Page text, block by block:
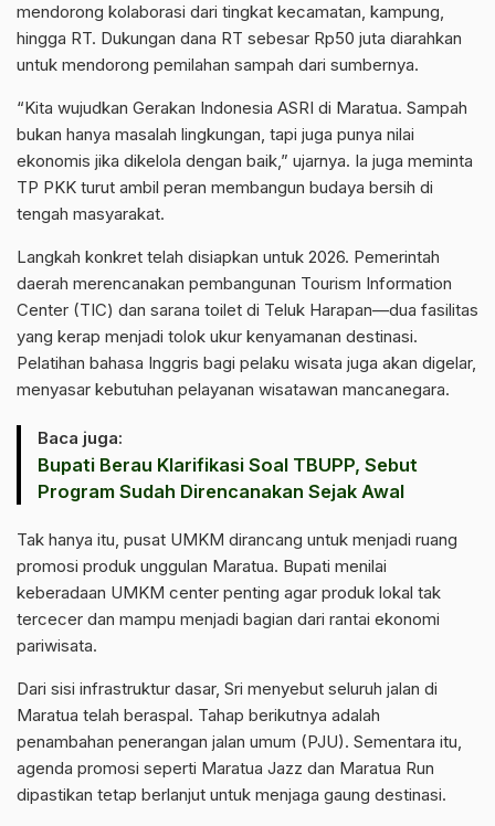
mendorong kolaborasi dari tingkat kecamatan, kampung,
hingga RT. Dukungan dana RT sebesar Rp50 juta diarahkan
untuk mendorong pemilahan sampah dari sumbernya.
“Kita wujudkan Gerakan Indonesia ASRI di Maratua. Sampah
bukan hanya masalah lingkungan, tapi juga punya nilai
ekonomis jika dikelola dengan baik,” ujarnya. Ia juga meminta
TP PKK turut ambil peran membangun budaya bersih di
tengah masyarakat.
Langkah konkret telah disiapkan untuk 2026. Pemerintah
daerah merencanakan pembangunan Tourism Information
Center (TIC) dan sarana toilet di Teluk Harapan—dua fasilitas
yang kerap menjadi tolok ukur kenyamanan destinasi.
Pelatihan bahasa Inggris bagi pelaku wisata juga akan digelar,
menyasar kebutuhan pelayanan wisatawan mancanegara.
Baca juga:
Bupati Berau Klarifikasi Soal TBUPP, Sebut
Program Sudah Direncanakan Sejak Awal
Tak hanya itu, pusat UMKM dirancang untuk menjadi ruang
promosi produk unggulan Maratua. Bupati menilai
keberadaan UMKM center penting agar produk lokal tak
tercecer dan mampu menjadi bagian dari rantai ekonomi
pariwisata.
Dari sisi infrastruktur dasar, Sri menyebut seluruh jalan di
Maratua telah beraspal. Tahap berikutnya adalah
penambahan penerangan jalan umum (PJU). Sementara itu,
agenda promosi seperti Maratua Jazz dan Maratua Run
dipastikan tetap berlanjut untuk menjaga gaung destinasi.